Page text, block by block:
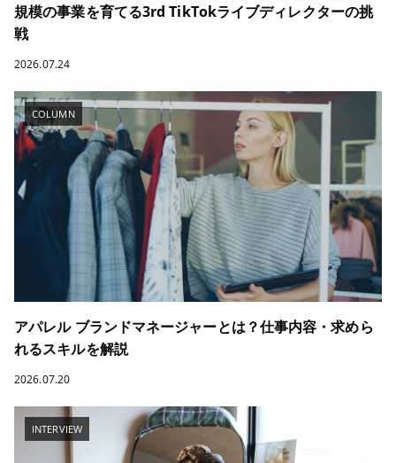
規模の事業を育てる3rd TikTokライブディレクターの挑
戦
2026.07.24
COLUMN
アパレル ブランドマネージャーとは？仕事内容・求めら
れるスキルを解説
2026.07.20
INTERVIEW